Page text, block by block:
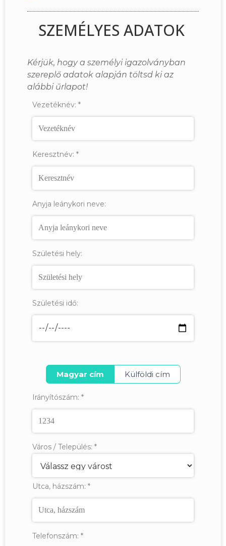
SZEMÉLYES ADATOK
Kérjük, hogy a személyi igazolványban
szereplő adatok alapján töltsd ki az
alábbi űrlapot!
Vezetéknév: *
Keresztnév: *
Anyja leánykori neve:
Születési hely:
Születési idő:
Magyar cím Külföldi cím
Irányítószám: *
Város / Település: *
Utca, házszám: *
Telefonszám: *